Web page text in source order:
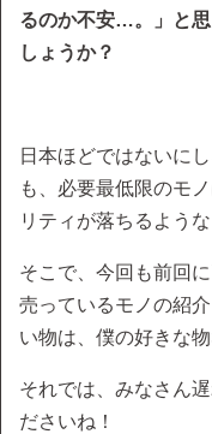
るのか不安…。」と
しょうか？
日本ほどではないに
も、必要最低限のモ
リティが落ちるよう
そこで、今回も前回
売っているモノの紹
い物は、僕の好きな
それでは、みなさん
ださいね！